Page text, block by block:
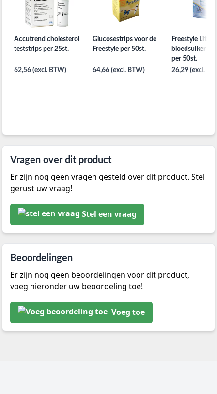
Accutrend cholesterol
teststrips per 25st.
62,56 (excl. BTW)
Glucosestrips voor de
Freestyle per 50st.
64,66 (excl. BTW)
Freestyle Lite
bloedsuiker
per 50st.
26,29 (excl.
Vragen over dit product
Er zijn nog geen vragen gesteld over dit product. Stel
gerust uw vraag!
Stel een vraag
Beoordelingen
Er zijn nog geen beoordelingen voor dit product,
voeg hieronder uw beoordeling toe!
Voeg toe